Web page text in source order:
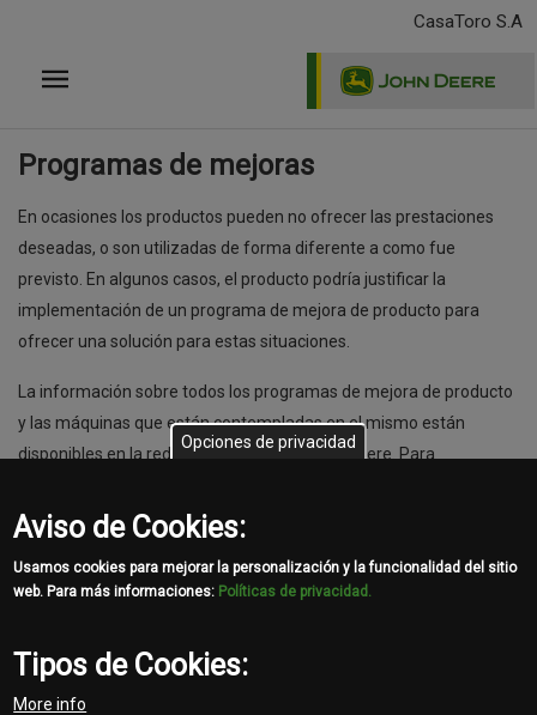
principal
CasaToro S.A
Programas de mejoras
En ocasiones los productos pueden no ofrecer las prestaciones
deseadas, o son utilizadas de forma diferente a como fue
previsto. En algunos casos, el producto podría justificar la
implementación de un programa de mejora de producto para
ofrecer una solución para estas situaciones.
La información sobre todos los programas de mejora de producto
y las máquinas que están contempladas en el mismo están
disponibles en la red de distribuidores John Deere. Para
programas, contactá a tu distribuidor.
template-
agro
Opciones de privacidad
Aviso de Cookies:
Usamos cookies para mejorar la personalización y la funcionalidad del sitio
web. Para más informaciones: Políticas de privacidad.
Tipos de Cookies:
More info